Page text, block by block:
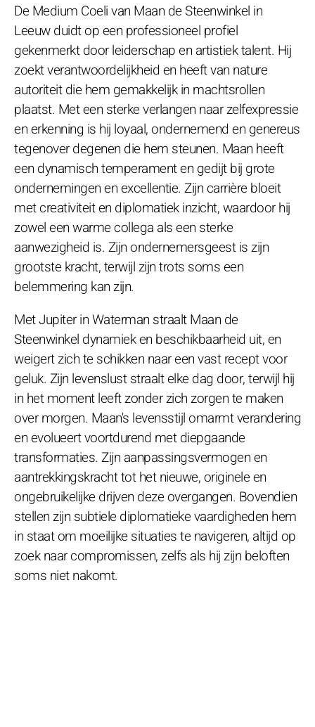
De Medium Coeli van Maan de Steenwinkel in
Leeuw duidt op een professioneel profiel
gekenmerkt door leiderschap en artistiek talent. Hij
zoekt verantwoordelijkheid en heeft van nature
autoriteit die hem gemakkelijk in machtsrollen
plaatst. Met een sterke verlangen naar zelfexpressie
en erkenning is hij loyaal, ondernemend en genereus
tegenover degenen die hem steunen. Maan heeft
een dynamisch temperament en gedijt bij grote
ondernemingen en excellentie. Zijn carrière bloeit
met creativiteit en diplomatiek inzicht, waardoor hij
zowel een warme collega als een sterke
aanwezigheid is. Zijn ondernemersgeest is zijn
grootste kracht, terwijl zijn trots soms een
belemmering kan zijn.
Met Jupiter in Waterman straalt Maan de
Steenwinkel dynamiek en beschikbaarheid uit, en
weigert zich te schikken naar een vast recept voor
geluk. Zijn levenslust straalt elke dag door, terwijl hij
in het moment leeft zonder zich zorgen te maken
over morgen. Maan's levensstijl omarmt verandering
en evolueert voortdurend met diepgaande
transformaties. Zijn aanpassingsvermogen en
aantrekkingskracht tot het nieuwe, originele en
ongebruikelijke drijven deze overgangen. Bovendien
stellen zijn subtiele diplomatieke vaardigheden hem
in staat om moeilijke situaties te navigeren, altijd op
zoek naar compromissen, zelfs als hij zijn beloften
soms niet nakomt.